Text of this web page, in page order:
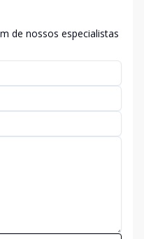
de nossos especialistas